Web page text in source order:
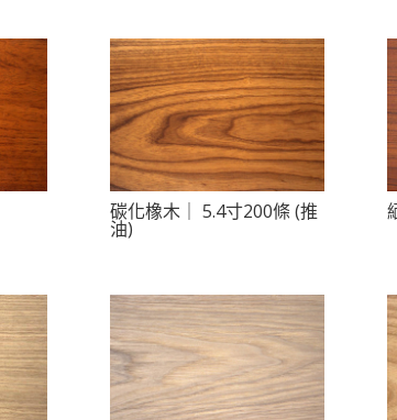
碳化橡木｜ 5.4寸200條 (推
油)